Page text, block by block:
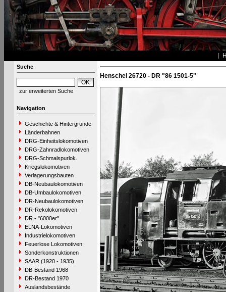
Suche
zur erweiterten Suche
Navigation
Geschichte & Hintergründe
Länderbahnen
DRG-Einheitslokomotiven
DRG-Zahnradlokomotiven
DRG-Schmalspurlok.
Kriegslokomotiven
Verlagerungsbauten
DB-Neubaulokomotiven
DB-Umbaulokomotiven
DR-Neubaulokomotiven
DR-Rekolokomotiven
DR - "6000er"
ELNA-Lokomotiven
Industrielokomotiven
Feuerlose Lokomotiven
Sonderkonstruktionen
SAAR (1920 - 1935)
DB-Bestand 1968
DR-Bestand 1970
Auslandsbestände
Henschel 26720 - DR "86 1501-5"